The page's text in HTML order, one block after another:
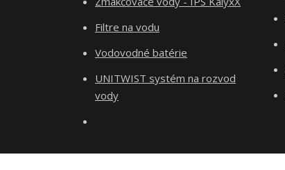
Filtre na vodu
Vodovodné batérie
UNITWIST systém na rozvod
vody